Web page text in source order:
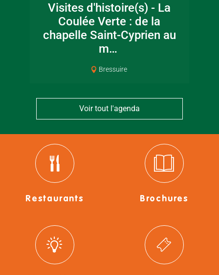
Visites d'histoire(s) - La
Coulée Verte : de la
chapelle Saint-Cyprien au
m…
Bressuire
Voir tout l'agenda
Restaurants Brochures